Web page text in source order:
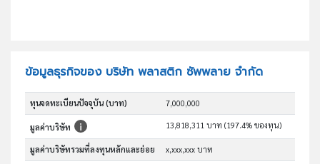
ข้อมูลธุรกิจของ บริษัท พลาสติก ซัพพลาย จำกัด
ทุนจดทะเบียนปัจจุบัน (บาท) 7,000,000
มูลค่าบริษัท 13,818,311 บาท (197.4% ของทุน)
มูลค่าบริษัทรวมที่ลงทุนหลักและย่อย x,xxx,xxx บาท